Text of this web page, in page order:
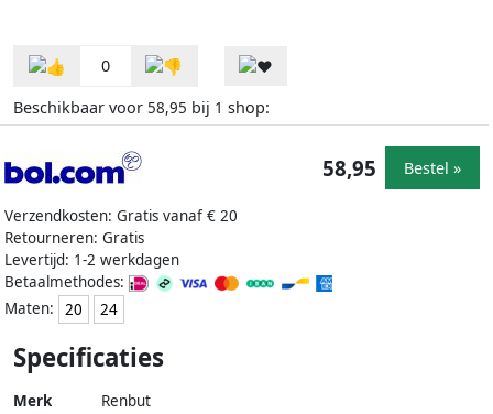
0
Beschikbaar voor 58,95 bij 1 shop:
Verzendkosten: Gratis vanaf € 20
Retourneren: Gratis
Levertijd: 1-2 werkdagen
Betaalmethodes:
Maten:
20 24
58,95 Bestel »
Specificaties
Merk Renbut